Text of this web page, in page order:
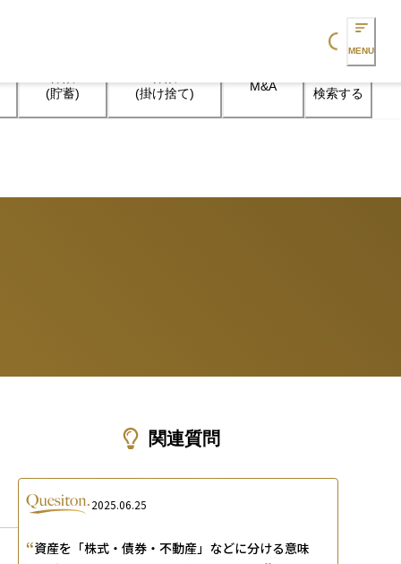
Loading...
MENU
(貯蓄)
(掛け捨て)
M&A 検索する
関連質問
2025.06.25
“資産を「株式・債券・不動産」などに分ける意味